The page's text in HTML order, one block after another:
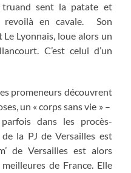
sent la patate et
revoilà en cavale. Son
Lyonnais, loue alors un
C’est celui d’un
promeneurs découvrent
un « corps sans vie » –
dans les procès-
la PJ de Versailles est
de Versailles est alors
de France. Elle